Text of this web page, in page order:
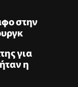
στην
για
η